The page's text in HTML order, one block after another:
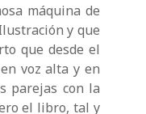
máquina de
y que
que desde el
voz alta y en
parejas con la
el libro, tal y